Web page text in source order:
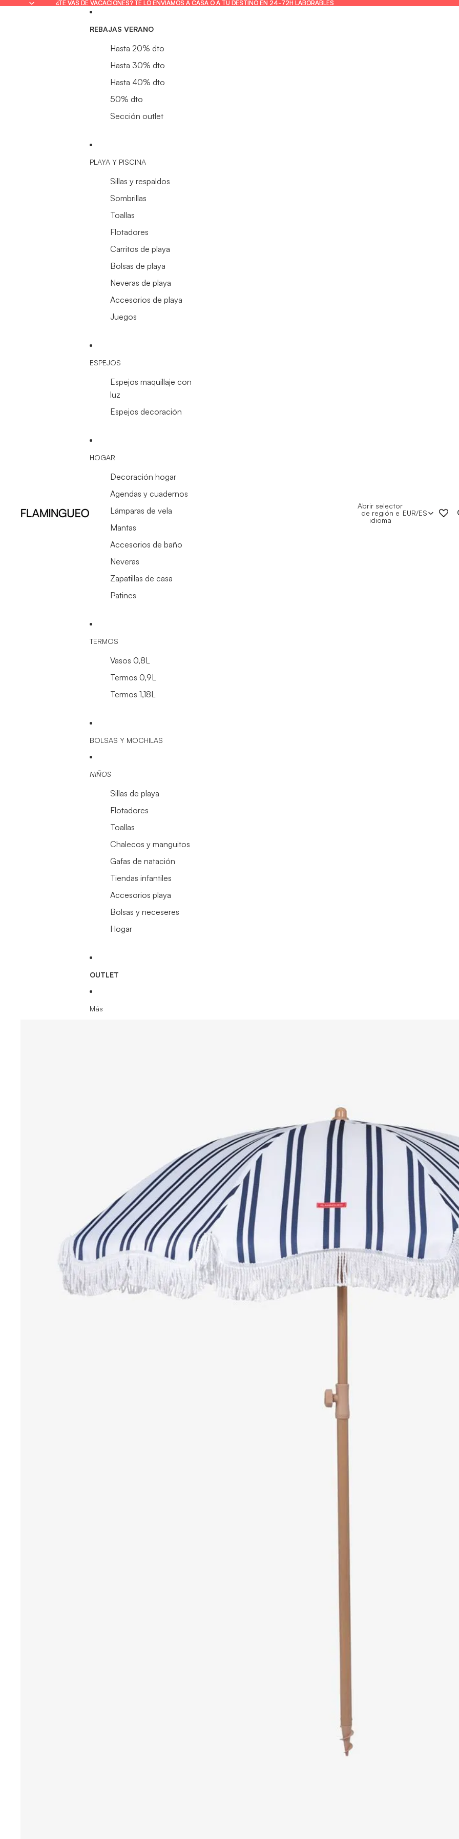
¿TE VAS DE VACACIONES? TE LO ENVIAMOS A CASA O A TU DESTINO EN 24-72H LABORABLES
¿TE VAS DE VACACIONES? TE LO ENVIAMOS A CASA O A TU DESTINO EN 24-72H LABORABLES
REBAJAS VERANO
Hasta 20% dto
Hasta 30% dto
Hasta 40% dto
50% dto
Sección outlet
PLAYA Y PISCINA
Sillas y respaldos
Sombrillas
Toallas
Flotadores
Carritos de playa
Bolsas de playa
Neveras de playa
Accesorios de playa
Juegos
ESPEJOS
Espejos maquillaje con
luz
Espejos decoración
HOGAR
Decoración hogar
Agendas y cuadernos
Lámparas de vela
Mantas
Accesorios de baño
Neveras
Zapatillas de casa
Patines
TERMOS
Vasos 0,8L
Termos 0,9L
Termos 1,18L
BOLSAS Y MOCHILAS
NIÑOS
Sillas de playa
Flotadores
Toallas
Chalecos y manguitos
Gafas de natación
Tiendas infantiles
Accesorios playa
Bolsas y neceseres
Hogar
OUTLET
Más
Abrir selector
de región e
idioma
EUR/ES